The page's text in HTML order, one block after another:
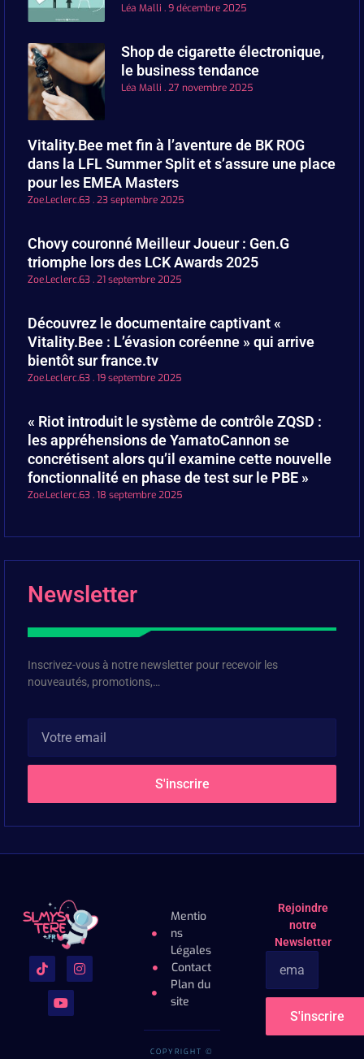
Léa Malli 9 décembre 2025
Shop de cigarette électronique,
le business tendance
Léa Malli 27 novembre 2025
Vitality.Bee met fin à l’aventure de BK ROG
dans la LFL Summer Split et s’assure une place
pour les EMEA Masters
Zoe.Leclerc.63 23 septembre 2025
Chovy couronné Meilleur Joueur : Gen.G
triomphe lors des LCK Awards 2025
Zoe.Leclerc.63 21 septembre 2025
Découvrez le documentaire captivant «
Vitality.Bee : L’évasion coréenne » qui arrive
bientôt sur france.tv
Zoe.Leclerc.63 19 septembre 2025
« Riot introduit le système de contrôle ZQSD :
les appréhensions de YamatoCannon se
concrétisent alors qu’il examine cette nouvelle
fonctionnalité en phase de test sur le PBE »
Zoe.Leclerc.63 18 septembre 2025
Newsletter
Inscrivez-vous à notre newsletter pour recevoir les
nouveautés, promotions,…
S'inscrire
Mentio
ns
Légales
Contact
Plan du
site
COPYRIGHT ©
Rejoindre
notre
Newsletter
S'inscrire